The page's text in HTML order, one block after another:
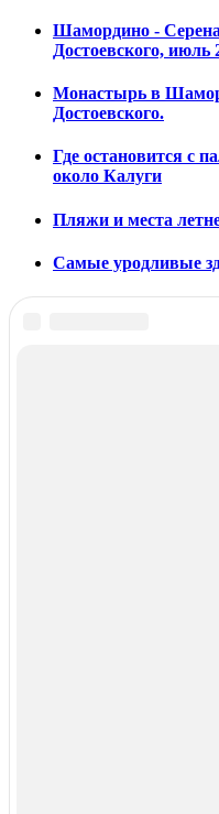
Шамордино - Серена
Достоевского, июль
Монастырь в
Достоевского.
Где остановится с
около Калуги
Пляжи и места
Самые уродливые